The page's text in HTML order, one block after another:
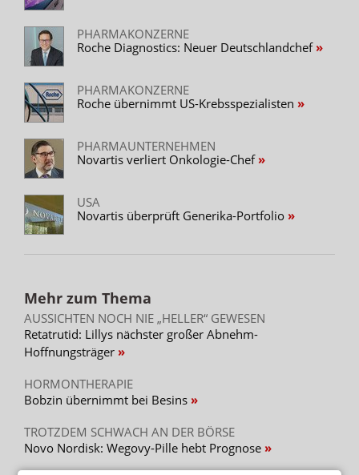
PHARMAKONZERNE
Roche Diagnostics: Neuer Deutschlandchef
PHARMAKONZERNE
Roche übernimmt US-Krebsspezialisten
PHARMAUNTERNEHMEN
Novartis verliert Onkologie-Chef
USA
Novartis überprüft Generika-Portfolio
Mehr zum Thema
AUSSICHTEN NOCH NIE „HELLER“ GEWESEN
Retatrutid: Lillys nächster großer Abnehm-
Hoffnungsträger
HORMONTHERAPIE
Bobzin übernimmt bei Besins
TROTZDEM SCHWACH AN DER BÖRSE
Novo Nordisk: Wegovy-Pille hebt Prognose